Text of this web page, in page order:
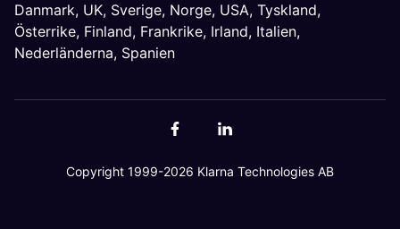
Danmark, UK, Sverige, Norge, USA, Tyskland,
Österrike, Finland, Frankrike, Irland, Italien,
Nederländerna, Spanien
Copyright 1999-2026 Klarna Technologies AB